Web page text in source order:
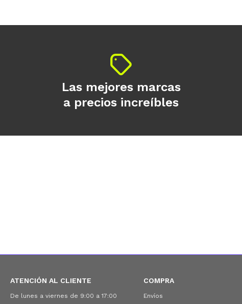
ATENCIÓN AL CLIENTE
De lunes a viernes de 9:00 a 17:00
COMPRA
Envíos
Las mejores marcas
a precios increíbles